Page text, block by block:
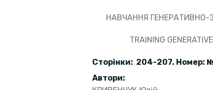
НАВЧАННЯ ГЕНЕРАТИВНО-
TRAINING
Сторінки: 204-207. Номер:
Автори: